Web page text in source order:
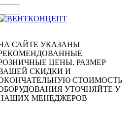
САЙТЕ УКАЗАНЫ
ЦЕНЫ. РАЗМЕР
СКИДКИ И
СТОИМОСТЬ
УТОЧНЯЙТЕ У
МЕНЕДЖЕРОВ